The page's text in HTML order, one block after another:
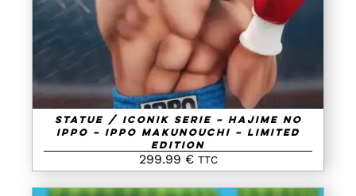
Statue / IConiK Serie – Hajime No
Ippo – Ippo Makunouchi – Limited
Edition
299.99 € TTC